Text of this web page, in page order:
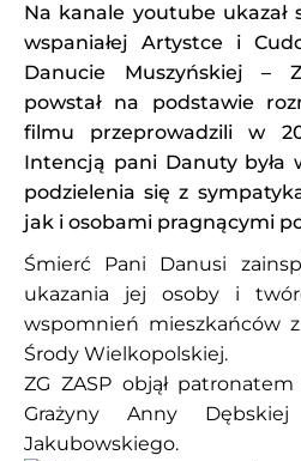
Na kanale youtube ukazał
wspaniałej Artystce i
Danucie Muszyńskiej –
powstał na podstawie
filmu przeprowadzili w
Intencją pani Danuty była
podzielenia się z
jak i osobami pragnącymi
Śmierć Pani Danusi
ukazania jej osoby i
wspomnień mieszkańców
Środy Wielkopolskiej.
ZG ZASP objął
Grażyny Anny
Jakubowskiego.